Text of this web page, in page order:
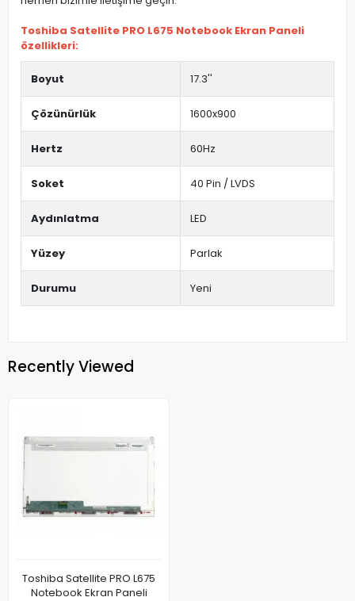
Toshiba Satellite PRO L675 Notebook Ekran Paneli
özellikleri:
Boyut 17.3''
Çözünürlük 1600x900
Hertz 60Hz
Soket 40 Pin / LVDS
Aydınlatma LED
Yüzey Parlak
Durumu Yeni
Recently Viewed
Toshiba Satellite PRO L675
Notebook Ekran Paneli